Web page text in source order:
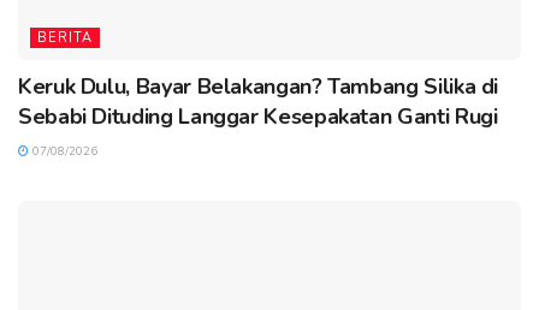
BERITA
Keruk Dulu, Bayar Belakangan? Tambang Silika di
Sebabi Dituding Langgar Kesepakatan Ganti Rugi
07/08/2026